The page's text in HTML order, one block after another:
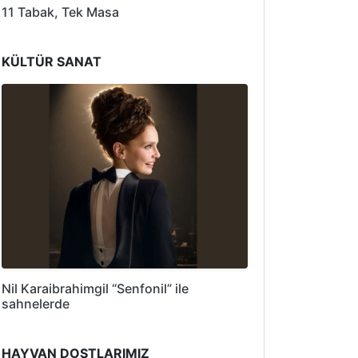
11 Tabak, Tek Masa
KÜLTÜR SANAT
Nil Karaibrahimgil “Senfonil” ile
sahnelerde
HAYVAN DOSTLARIMIZ